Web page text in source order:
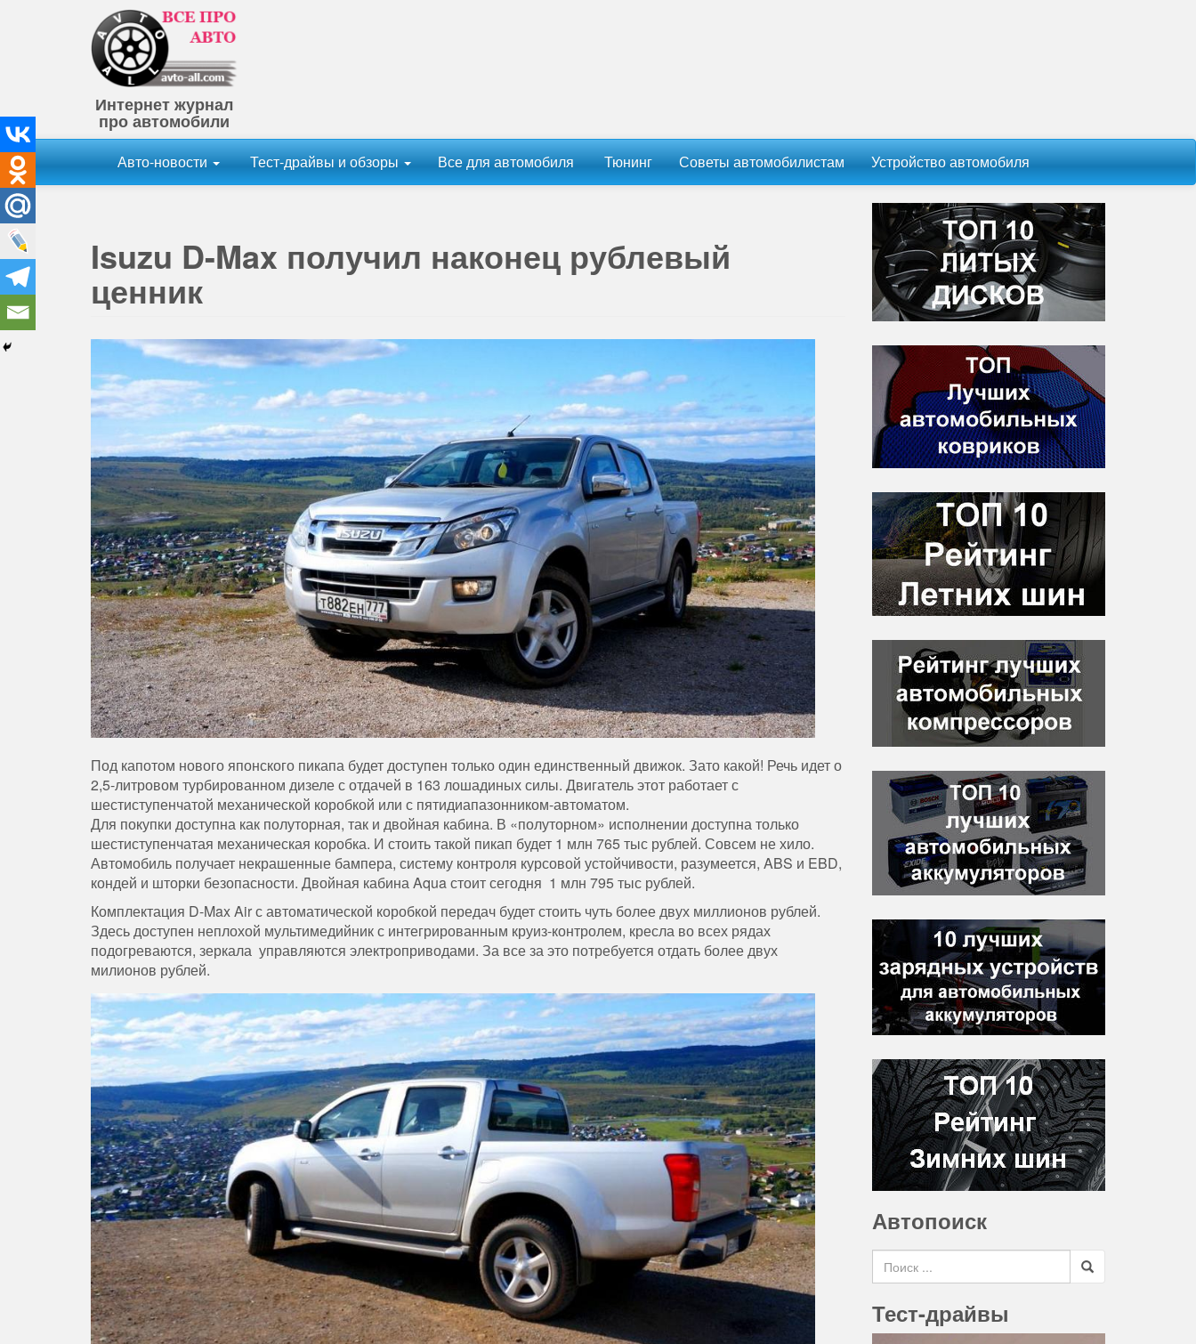
Интернет журнал
про автомобили
Авто-новости Тест-драйвы и обзоры Все для автомобиля Тюнинг Советы автомобилистам Устройство автомобиля
Isuzu D-Max получил наконец рублевый
ценник
Под капотом нового японского пикапа будет доступен только один единственный движок. Зато какой! Речь идет о
2,5-литровом турбированном дизеле с отдачей в 163 лошадиных силы. Двигатель этот работает с
шестиступенчатой механической коробкой или с пятидиапазонником-автоматом.
Для покупки доступна как полуторная, так и двойная кабина. В «полуторном» исполнении доступна только
шестиступенчатая механическая коробка. И стоить такой пикап будет 1 млн 765 тыс рублей. Совсем не хило.
Автомобиль получает некрашенные бампера, систему контроля курсовой устойчивости, разумеется, ABS и EBD,
кондей и шторки безопасности. Двойная кабина Aqua стоит сегодня 1 млн 795 тыс рублей.
Комплектация D-Max Air с автоматической коробкой передач будет стоить чуть более двух миллионов рублей.
Здесь доступен неплохой мультимедийник с интегрированным круиз-контролем, кресла во всех рядах
подогреваются, зеркала управляются электроприводами. За все за это потребуется отдать более двух
милионов рублей.
Автопоиск
Search for
Тест-драйвы